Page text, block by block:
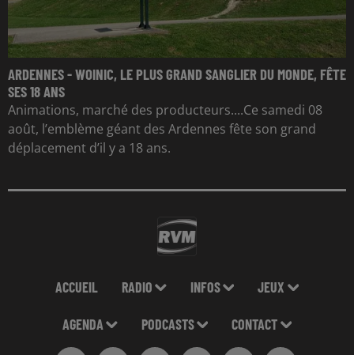
ARDENNES - WOINIC, LE PLUS GRAND SANGLIER DU MONDE, FÊTE
SES 18 ANS
Animations, marché des producteurs....Ce samedi 08
août, l’emblème géant des Ardennes fête son grand
déplacement d’il y a 18 ans.
ACCUEIL RADIO INFOS JEUX
AGENDA PODCASTS CONTACT